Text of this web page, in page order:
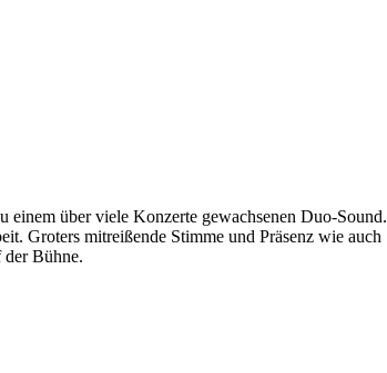
über viele Konzerte gewachsenen Duo-
Groters mitreißende Stimme und Präsenz wie
der Bühne.